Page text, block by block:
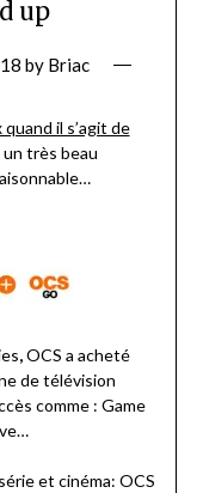
up
by Briac
il s’agit de
un très beau
,OCS a acheté
de télévision
comme : Game
et cinéma: OCS